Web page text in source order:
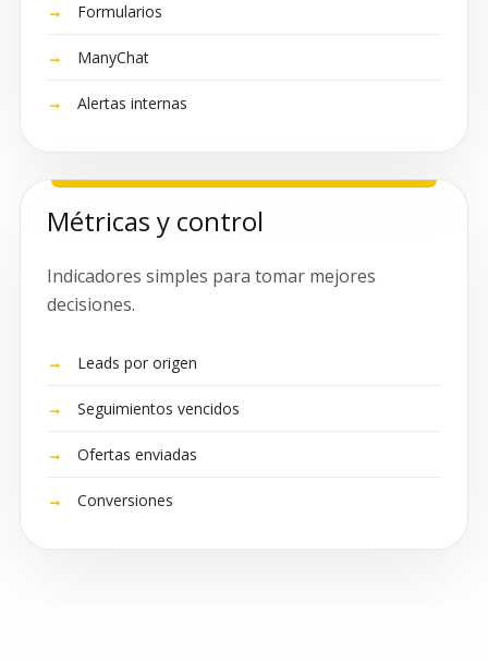
Formularios
ManyChat
Alertas internas
Métricas y control
Indicadores simples para tomar mejores
decisiones.
Leads por origen
Seguimientos vencidos
Ofertas enviadas
Conversiones